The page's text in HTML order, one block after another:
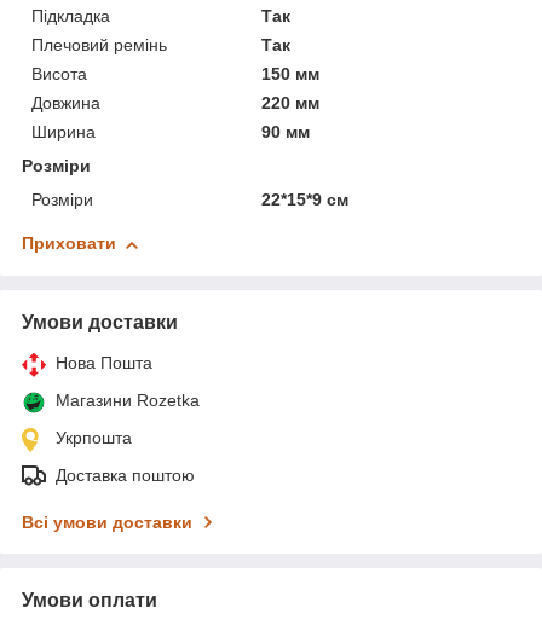
Підкладка
Так
Плечовий ремінь
Так
Висота
150 мм
Довжина
220 мм
Ширина
90 мм
Розміри
Розміри
22*15*9 см
Приховати
Умови доставки
Нова Пошта
Магазини Rozetka
Укрпошта
Доставка поштою
Всі умови доставки
Умови оплати